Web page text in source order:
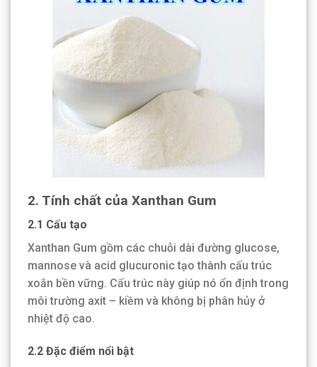
2. Tính chất của Xanthan Gum
2.1 Cấu tạo
Xanthan Gum gồm các chuỗi dài đường glucose,
mannose và acid glucuronic tạo thành cấu trúc
xoắn bền vững. Cấu trúc này giúp nó ổn định trong
môi trường axit – kiềm và không bị phân hủy ở
nhiệt độ cao.
2.2 Đặc điểm nổi bật